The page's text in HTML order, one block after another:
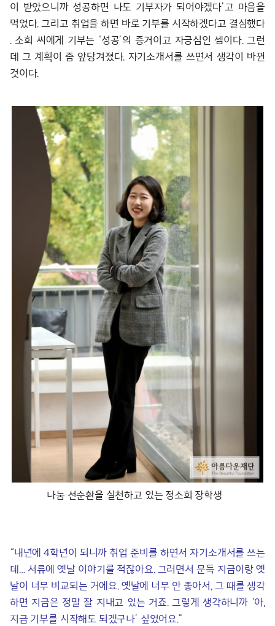
이 받았으니까 성공하면 나도 기부자가 되어야겠다’고 마음을
먹었다. 그리고 취업을 하면 바로 기부를 시작하겠다고 결심했다
. 소희 씨에게 기부는 ‘성공’의 증거이고 자긍심인 셈이다. 그런
데 그 계획이 좀 앞당겨졌다. 자기소개서를 쓰면서 생각이 바뀐
것이다.
나눔 선순환을 실천하고 있는 정소희 장학생
“내년에 4학년이 되니까 취업 준비를 하면서 자기소개서를 쓰는
데… 서류에 옛날 이야기를 적잖아요. 그러면서 문득 지금이랑 옛
날이 너무 비교되는 거에요. 옛날에 너무 안 좋아서, 그 때를 생각
하면 지금은 정말 잘 지내고 있는 거죠. 그렇게 생각하니까 ‘아,
지금 기부를 시작해도 되겠구나’ 싶었어요.”